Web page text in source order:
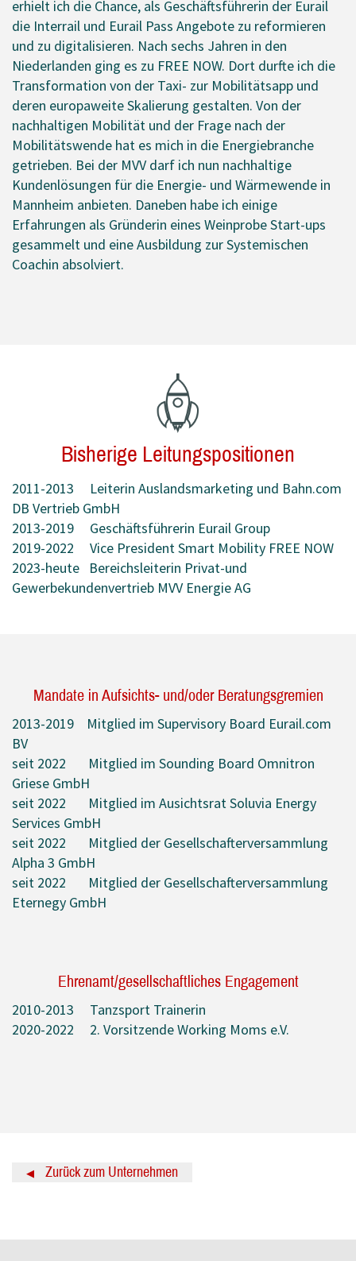
erhielt ich die Chance, als Geschäftsführerin der Eurail
die Interrail und Eurail Pass Angebote zu reformieren
und zu digitalisieren. Nach sechs Jahren in den
Niederlanden ging es zu FREE NOW. Dort durfte ich die
Transformation von der Taxi- zur Mobilitätsapp und
deren europaweite Skalierung gestalten. Von der
nachhaltigen Mobilität und der Frage nach der
Mobilitätswende hat es mich in die Energiebranche
getrieben. Bei der MVV darf ich nun nachhaltige
Kundenlösungen für die Energie- und Wärmewende in
Mannheim anbieten. Daneben habe ich einige
Erfahrungen als Gründerin eines Weinprobe Start-ups
gesammelt und eine Ausbildung zur Systemischen
Coachin absolviert.
Bisherige Leitungspositionen
2011-2013 Leiterin Auslandsmarketing und Bahn.com
DB Vertrieb GmbH
2013-2019 Geschäftsführerin Eurail Group
2019-2022 Vice President Smart Mobility FREE NOW
2023-heute Bereichsleiterin Privat-und
Gewerbekundenvertrieb MVV Energie AG
Mandate in Aufsichts- und/oder Beratungsgremien
2013-2019 Mitglied im Supervisory Board Eurail.com
BV
seit 2022 Mitglied im Sounding Board Omnitron
Griese GmbH
seit 2022 Mitglied im Ausichtsrat Soluvia Energy
Services GmbH
seit 2022 Mitglied der Gesellschafterversammlung
Alpha 3 GmbH
seit 2022 Mitglied der Gesellschafterversammlung
Eternegy GmbH
Ehrenamt/gesellschaftliches Engagement
2010-2013 Tanzsport Trainerin
2020-2022 2. Vorsitzende Working Moms e.V.
◀ Zurück zum Unternehmen